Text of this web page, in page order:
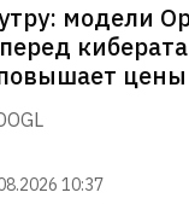
модели
цены
10:37